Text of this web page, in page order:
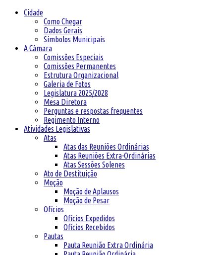
Cidade
Como Chegar
Dados Gerais
Símbolos Municipais
A Câmara
Comissões Especiais
Comissões Permanentes
Estrutura Organizacional
Galeria de Fotos
Legislatura 2025/2028
Mesa Diretora
Perguntas e respostas frequentes
Regimento Interno
Atividades Legislativas
Atas
Atas das Reuniões Ordinárias
Atas Reuniões Extra-Ordinárias
Atas Sessões Solenes
Ato de Destituição
Moção
Moção de Aplausos
Moção de Pesar
Ofícios
Ofícios Expedidos
Ofícios Recebidos
Pautas
Pauta Reunião Extra Ordinária